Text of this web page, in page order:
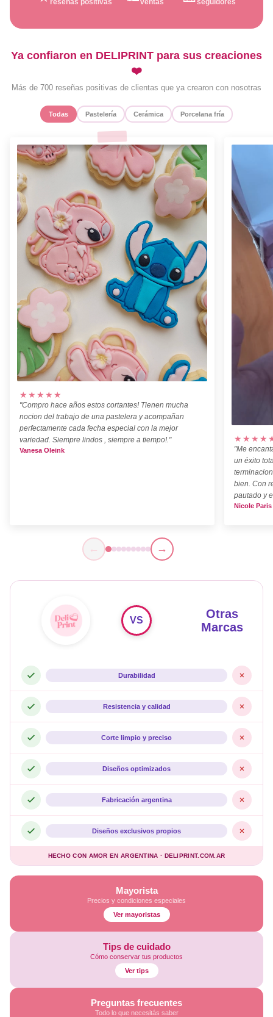
reseñas positivas ventas seguidores
Ya confiaron en DELIPRINT para sus creaciones
❤️
Más de 700 reseñas positivas de clientas que ya crearon con nosotras
Todas Pastelería Cerámica Porcelana fría
★★★★★
"Compro hace años estos cortantes! Tienen mucha
nocion del trabajo de una pastelera y acompañan
perfectamente cada fecha especial con la mejor
variedad. Siempre lindos , siempre a tiempo!."
Vanesa Oleink
"Me
un éxito
bien. Con
pautado y
Nicole Paris
← →
Mayorista
Precios y condiciones especiales
Ver mayoristas
Tips de cuidado
Cómo conservar tus productos
Ver tips
Preguntas frecuentes
Todo lo que necesitás saber
Otras
Marcas
VS
Durabilidad
Resistencia y calidad
Corte limpio y preciso
Diseños optimizados
Fabricación argentina
Diseños exclusivos propios
HECHO CON AMOR EN ARGENTINA · DELIPRINT.COM.AR